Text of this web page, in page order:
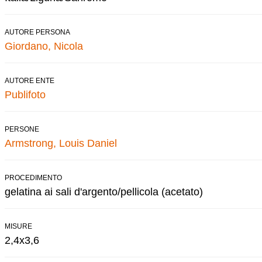
AUTORE PERSONA
Giordano, Nicola
AUTORE ENTE
Publifoto
PERSONE
Armstrong, Louis Daniel
PROCEDIMENTO
gelatina ai sali d'argento/pellicola (acetato)
MISURE
2,4x3,6